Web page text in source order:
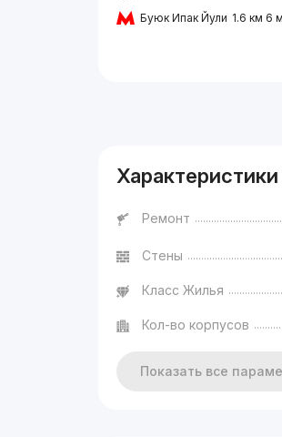
Буюк Ипак Йули 1.6 км 6
Характеристики
Ремонт
Стены
Класс Жилья
Кол-во корпусов
Показать все